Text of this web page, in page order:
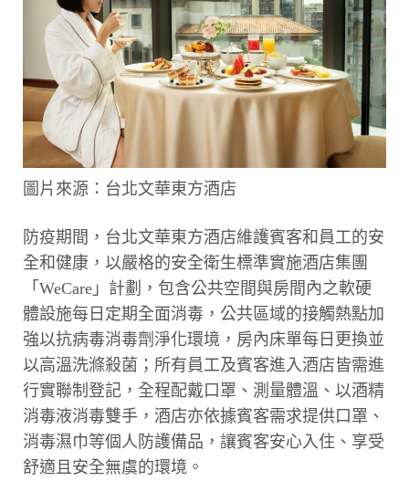
圖片來源：台北文華東方酒店
防疫期間，台北文華東方酒店維護賓客和員工的安
全和健康，以嚴格的安全衛生標準實施酒店集團
「WeCare」計劃，包含公共空間與房間內之軟硬
體設施每日定期全面消毒，公共區域的接觸熱點加
強以抗病毒消毒劑淨化環境，房內床單每日更換並
以高溫洗滌殺菌；所有員工及賓客進入酒店皆需進
行實聯制登記，全程配戴口罩、測量體溫、以酒精
消毒液消毒雙手，酒店亦依據賓客需求提供口罩、
消毒濕巾等個人防護備品，讓賓客安心入住、享受
舒適且安全無虞的環境。